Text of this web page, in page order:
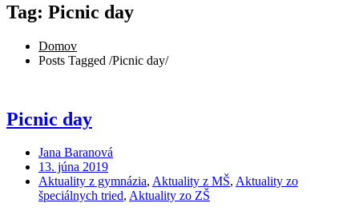
Tag: Picnic day
Domov
Posts Tagged /Picnic day/
Picnic day
Jana Baranová
13. júna 2019
Aktuality z gymnázia, Aktuality z MŠ, Aktuality zo
špeciálnych tried, Aktuality zo ZŠ